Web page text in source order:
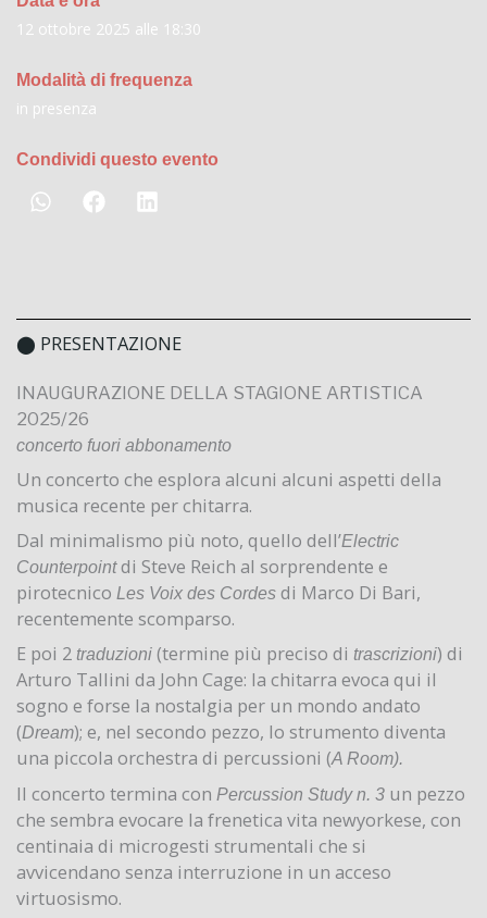
12 ottobre 2025 alle 18:30
Modalità di frequenza
in presenza
Condividi questo evento
⬤ PRESENTAZIONE
INAUGURAZIONE DELLA STAGIONE ARTISTICA
2025/26
concerto fuori abbonamento
Un concerto che esplora alcuni alcuni aspetti della
musica recente per chitarra.
Dal minimalismo più noto, quello dell’Electric
Counterpointdi Steve Reich al sorprendente e
pirotecnico Les Voix des Cordes di Marco Di Bari,
recentemente scomparso.
E poi 2 traduzioni (termine più preciso di trascrizioni) di
Arturo Tallini da John Cage: la chitarra evoca qui il
sogno e forse la nostalgia per un mondo andato
(Dream); e, nel secondo pezzo, lo strumento diventa
una piccola orchestra di percussioni (A Room).
Il concerto termina con Percussion Study n. 3 un pezzo
che sembra evocare la frenetica vita newyorkese, con
centinaia di microgesti strumentali che si
avvicendano senza interruzione in un acceso
virtuosismo.